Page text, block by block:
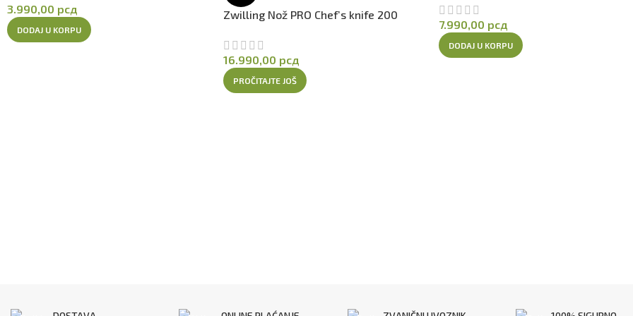
Savete pre prvog korišćenja možete pogledati ovde a detaljnija objašnjenja o čišćenju i čuvanju tučanog posuđa
postanite šef kuhinje na domaćem terenu našem Instagram profiluili na našoj
3.990,00 рсд
DODAJ U KORPU
Zwilling Nož PRO Chef’s knife 200
16.990,00 рсд
PROČITAJTE JOŠ
7.990,00 рсд
DODAJ U KORPU